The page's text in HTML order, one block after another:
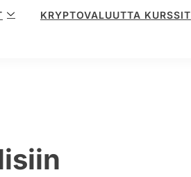
KRYPTOVALUUTTA KURSSIT